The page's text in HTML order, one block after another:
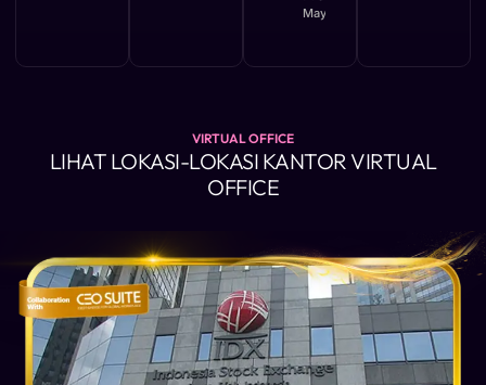
May 11, 2026
VIRTUAL OFFICE
LIHAT LOKASI-LOKASI KANTOR VIRTUAL
OFFICE